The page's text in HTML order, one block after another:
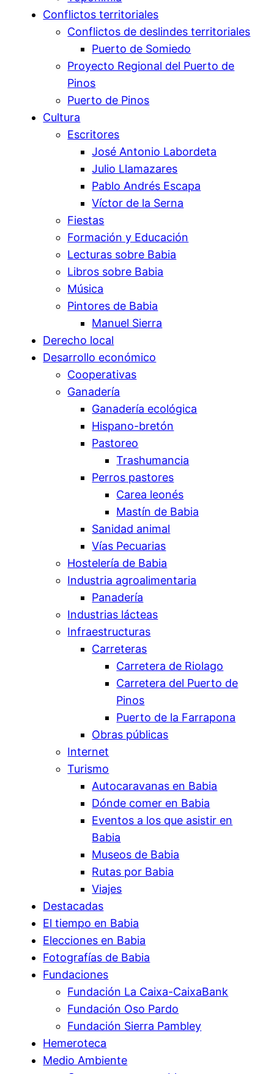
Conflictos territoriales
Conflictos de deslindes territoriales
Puerto de Somiedo
Proyecto Regional del Puerto de
Pinos
Puerto de Pinos
Cultura
Escritores
José Antonio Labordeta
Julio Llamazares
Pablo Andrés Escapa
Víctor de la Serna
Fiestas
Formación y Educación
Lecturas sobre Babia
Libros sobre Babia
Música
Pintores de Babia
Manuel Sierra
Derecho local
Desarrollo económico
Cooperativas
Ganadería
Ganadería ecológica
Hispano-bretón
Pastoreo
Trashumancia
Perros pastores
Carea leonés
Mastín de Babia
Sanidad animal
Vías Pecuarias
Hostelería de Babia
Industria agroalimentaria
Panadería
Industrias lácteas
Infraestructuras
Carreteras
Carretera de Riolago
Carretera del Puerto de
Pinos
Puerto de la Farrapona
Obras públicas
Internet
Turismo
Autocaravanas en Babia
Dónde comer en Babia
Eventos a los que asistir en
Babia
Museos de Babia
Rutas por Babia
Viajes
Destacadas
El tiempo en Babia
Elecciones en Babia
Fotografías de Babia
Fundaciones
Fundación La Caixa-CaixaBank
Fundación Oso Pardo
Fundación Sierra Pambley
Hemeroteca
Medio Ambiente